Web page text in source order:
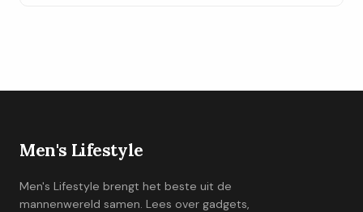
Men's Lifestyle
Men's Lifestyle brengt het beste uit de
mannenwereld samen. Lees over gadgets,